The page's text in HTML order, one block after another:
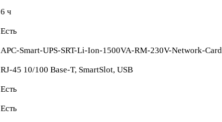
6 ч
Есть
APC-Smart-UPS-SRT-Li-Ion-1500VA-RM-230V-Network-Card
RJ-45 10/100 Base-T, SmartSlot, USB
Есть
Есть